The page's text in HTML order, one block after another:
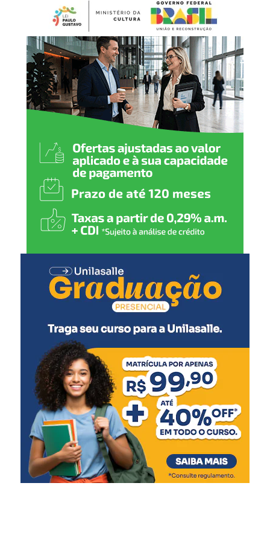
BCG (dose única)
Hepatite B (1ªdose)
2 meses
Pentavalente (1ª dose)
Pólio (1ª dose)
Pneumocócica (1ª dose)
Rotavírus (1ª dose)
3 meses
Meningocócica C (1ª dose)
4 meses:
Pentavalente (2ª dose)
Pólio (2ª dose)
Pneumocócica (2ª dose)
5 meses:
Meningocócica C (2ª dose)
6 meses:
Pentavalente (3ª dose)
Pólio (3ª dose)
Influenza
Covid-19 (1ª dose)
preventiva e temporária, com prazo de até 90 dias,
conforme previsto na legislação. Durante esse período, os
produtos ficam impedidos de serem vendidos ou
utilizados até que a situação seja avaliada.